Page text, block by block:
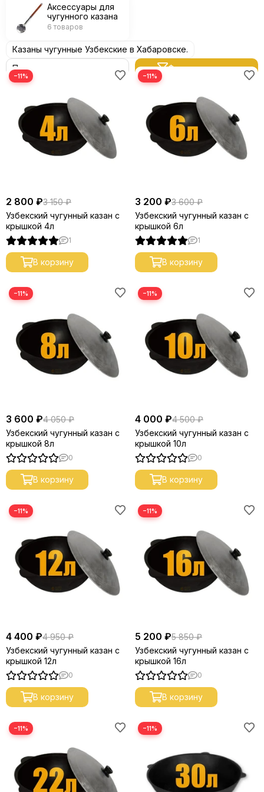
Аксессуары для
чугунного казана
6 товаров
Казаны чугунные Узбекские в Хабаровске.
Фильтр товаров
−11%
2 800 ₽3 150 ₽
Узбекский чугунный казан с
крышкой 4л
1
В корзину
−11%
3 200 ₽3 600 ₽
Узбекский чугунный казан с
крышкой 6л
1
В корзину
−11%
3 600 ₽4 050 ₽
Узбекский чугунный казан с
крышкой 8л
0
В корзину
−11%
4 000 ₽4 500 ₽
Узбекский чугунный казан с
крышкой 10л
0
В корзину
−11%
4 400 ₽4 950 ₽
Узбекский чугунный казан с
крышкой 12л
0
В корзину
−11%
5 200 ₽5 850 ₽
Узбекский чугунный казан с
крышкой 16л
0
В корзину
−11% −11%